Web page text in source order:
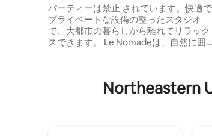
トレンブラン地区
パーティーは禁止 されています。快適で
プライベートな設備の整ったスタジオ
で、大都市の暮らしから離れてリラック
スできます。 Le Nomadeは、自然に囲ま
り、聞いたりするかもしれません。 必要
Northeastern